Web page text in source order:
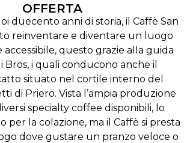
OFFERTA
duecento anni di storia, il Caffè San
reinventare e diventare un luogo
questo grazie alla guida
Bros, i quali conducono anche il
situato nel cortile interno del
di Priero. Vista l’ampia produzione
specialty coffee disponibili, lo
per la colazione, ma il Caffè si presta
dove gustare un pranzo veloce o